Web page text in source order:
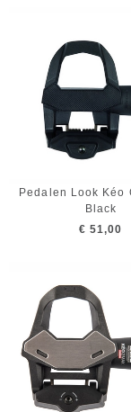
Pedalen Look Kéo
Black
€ 51,00